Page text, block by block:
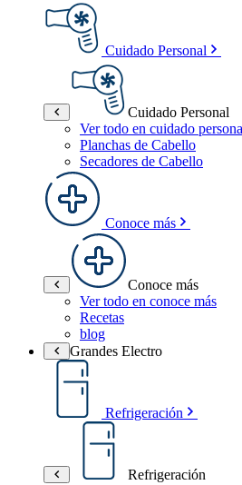
Cuidado Personal
Cuidado Personal
Ver todo en cuidado
Planchas de Cabello
Secadores de Cabello
Conoce más
Conoce más
Ver todo en conoce más
Recetas
blog
Grandes Electro
Refrigeración
Refrigeración